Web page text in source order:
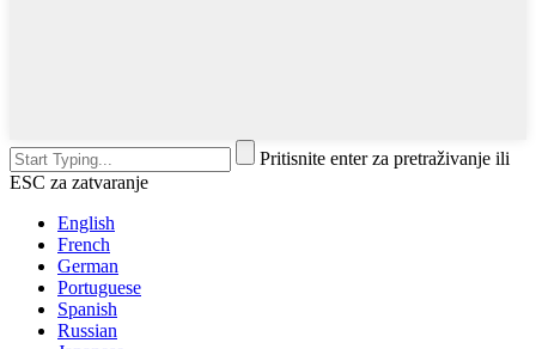
Pritisnite enter za pretraživanje ili
ESC za zatvaranje
English
French
German
Portuguese
Spanish
Russian